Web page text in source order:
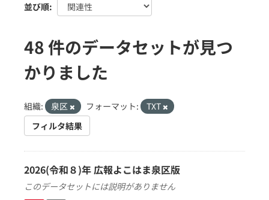
並び順
48 件のデータセットが見つ
かりました
組織: 泉区 フォーマット:
TXT
フィルタ結果
2026(令和８)年 広報よこはま泉区版
このデータセットには説明がありません